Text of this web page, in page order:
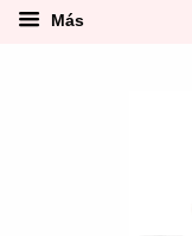
Más